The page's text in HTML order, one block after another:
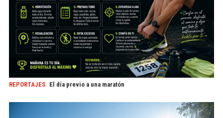
REPORTAJES El día previo a una maratón